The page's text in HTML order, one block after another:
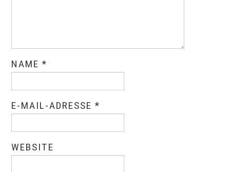
NAME*
E-MAIL-ADRESSE*
WEBSITE